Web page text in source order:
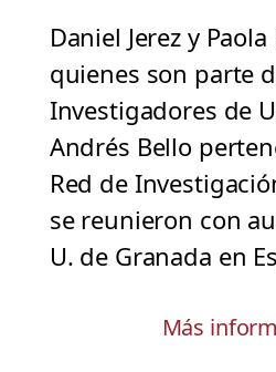
Daniel Jerez y
quienes son parte
Investigadores de
Andrés Bello
Red de
se reunieron con
U. de Granada en
Más